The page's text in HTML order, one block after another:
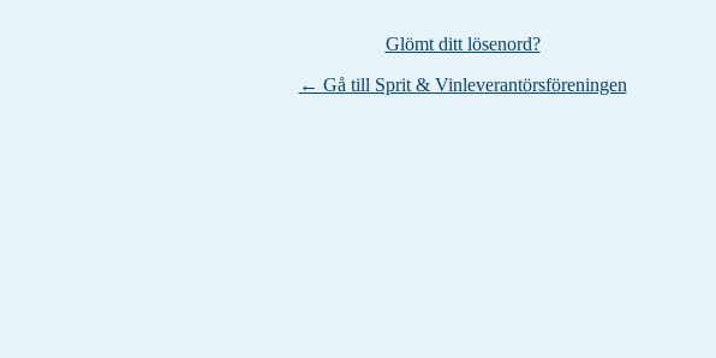
Glömt ditt lösenord?
← Gå till Sprit & Vinleverantörsföreningen